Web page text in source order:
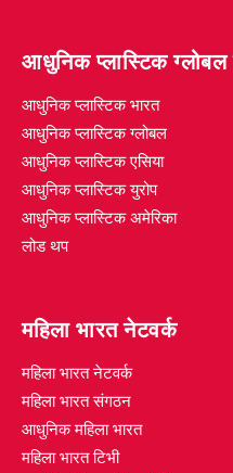
आधुनिक प्लास्टिक ग्लोबल
आधुनिक प्लास्टिक भारत
आधुनिक प्लास्टिक ग्लोबल
आधुनिक प्लास्टिक एसिया
आधुनिक प्लास्टिक युरोप
आधुनिक प्लास्टिक अमेरिका
लोड थप
महिला भारत नेटवर्क
महिला भारत नेटवर्क
महिला भारत संगठन
आधुनिक महिला भारत
महिला भारत टिभी